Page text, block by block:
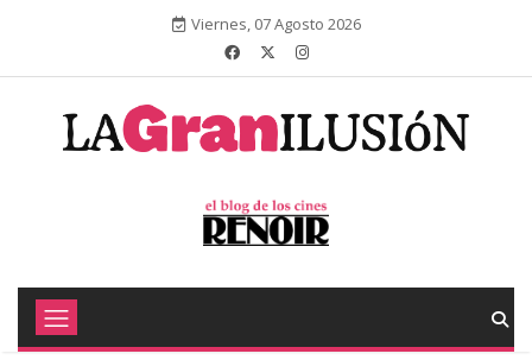
Viernes, 07 Agosto 2026